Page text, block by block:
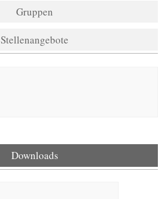
Gruppen
Stellenangebote
Downloads